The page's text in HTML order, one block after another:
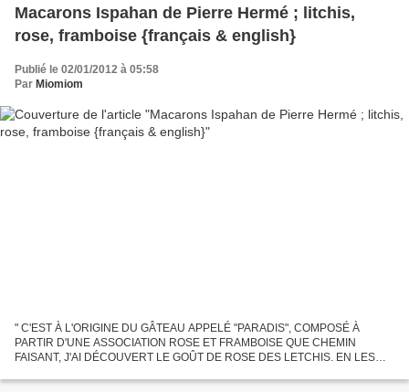
Macarons Ispahan de Pierre Hermé ; litchis,
rose, framboise {français & english}
Publié le 02/01/2012 à 05:58
Par Miomiom
" C'EST À L'ORIGINE DU GÂTEAU APPELÉ "PARADIS", COMPOSÉ À
PARTIR D'UNE ASSOCIATION ROSE ET FRAMBOISE QUE CHEMIN
FAISANT, J'AI DÉCOUVERT LE GOÛT DE ROSE DES LETCHIS. EN LES
FRUITÉES, ET AVEC UNE CRÈME...